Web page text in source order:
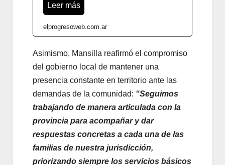
Leer más
elprogresoweb.com.ar
Asimismo, Mansilla reafirmó el compromiso
del gobierno local de mantener una
presencia constante en territorio ante las
demandas de la comunidad: “Seguimos
trabajando de manera articulada con la
provincia para acompañar y dar
respuestas concretas a cada una de las
familias de nuestra jurisdicción,
priorizando siempre los servicios básicos